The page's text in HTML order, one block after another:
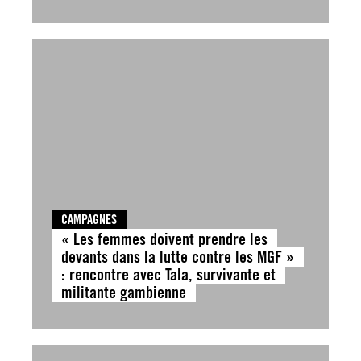
CAMPAGNES
« Les femmes doivent prendre les
devants dans la lutte contre les MGF »
: rencontre avec Tala, survivante et
militante gambienne